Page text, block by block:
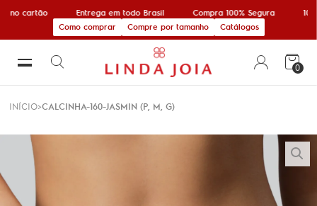
no cartão Entrega em todo Brasil Compra 100% Segura
Como comprar
Compre por tamanho Catálogos
0
INÍCIO CALCINHA-160-JASMIN (P, M, G)